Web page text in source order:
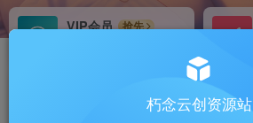
VIP会员
抢先
会员专属推广链接朽念云创资源站